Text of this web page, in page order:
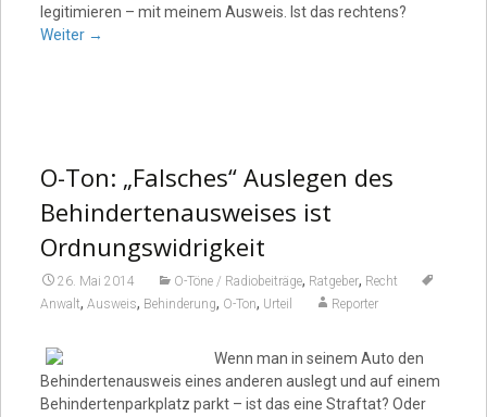
legitimieren – mit meinem Ausweis. Ist das rechtens?
Weiter →
O-Ton: „Falsches“ Auslegen des
Behindertenausweises ist
Ordnungswidrigkeit
26. Mai 2014 O-Töne / Radiobeiträge, Ratgeber, Recht
Anwalt, Ausweis, Behinderung, O-Ton, Urteil Reporter
Wenn man in seinem Auto den
Behindertenausweis eines anderen auslegt und auf einem
Behindertenparkplatz parkt – ist das eine Straftat? Oder